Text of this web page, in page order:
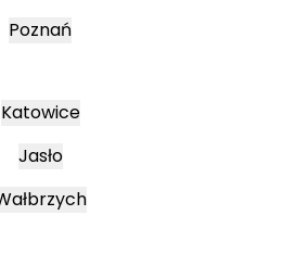
Poznań
Katowice
Jasło